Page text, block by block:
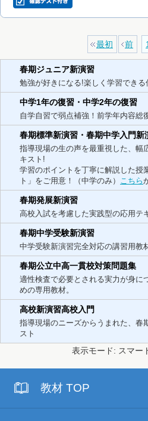
最初
前 1
春期ジュニア新演習
勉強が好きになる!楽しく学習できる
中学1年の復習・中学2年の復習
自学自習で弱点補強！前学年内容総
春期標準新演習・春期中学入門新
指導現場の生の声を最重視した、幅
キスト!
学習のポイントを丁寧に解説した授
ト」をご用意！（中学のみ）
こちら
春期発展新演習
高校入試を考慮した実践型の応用テ
春期中学受験新演習
中学受験新演習完全対応の講習用教
春期公立中高一貫校対策問題集
適性検査で必要とされる実力が身に
めの専用教材。
高校新演習高校入門
指導現場のニーズからうまれた、春
スト
表示モード: スマー
教材 TOP